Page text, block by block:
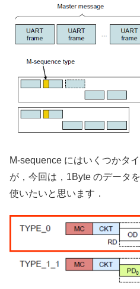
M-sequence にはいくつかタ
が，今回は，1Byte のデータ
使いたいと思います．